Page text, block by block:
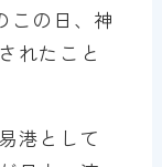
この日、神
れたこと
港として